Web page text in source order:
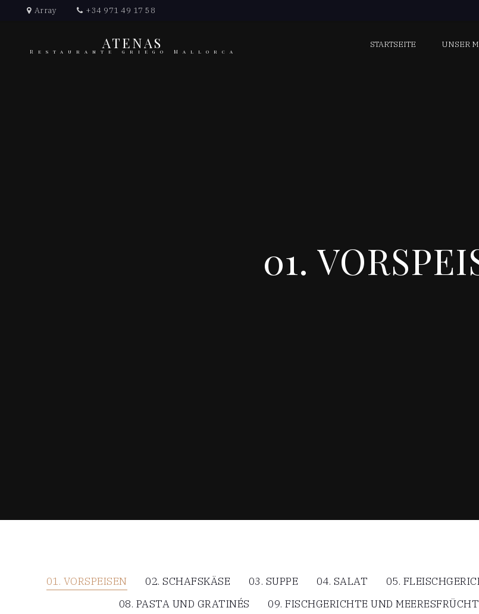
Array +34 971 49 17 58
ATENAS
Restaurante griego Mallorca
STARTSEITE UNSER
01.
01. VORSPEISEN 02. SCHAFSKÄSE 03. SUPPE 04. SALAT 05.
08. PASTA UND GRATINÉS
09. FISCHGERICHTE UND